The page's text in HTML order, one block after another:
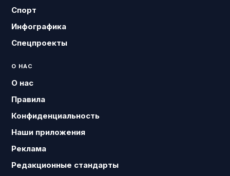
Спорт
Инфографика
Спецпроекты
О НАС
О нас
Правила
Конфиденциальность
Наши приложения
Реклама
Редакционные стандарты